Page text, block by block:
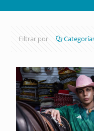
Filtrar por